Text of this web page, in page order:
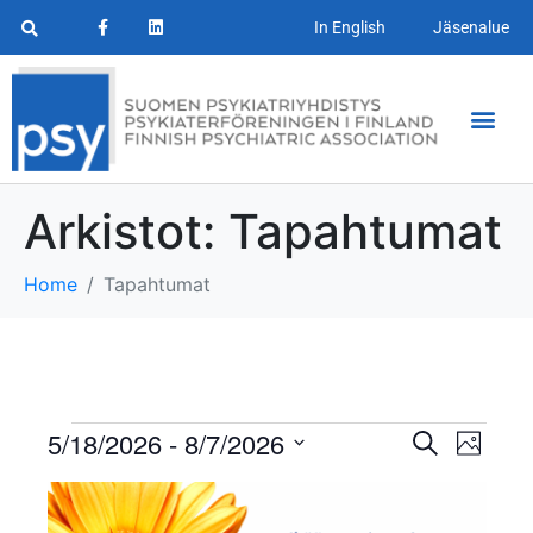
In English Jäsenalue
Arkistot: Tapahtumat
Home Tapahtumat
T
E
T
K
5/18/2026 - 8/7/2026
a
L